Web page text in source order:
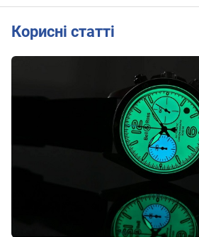
Корисні статті